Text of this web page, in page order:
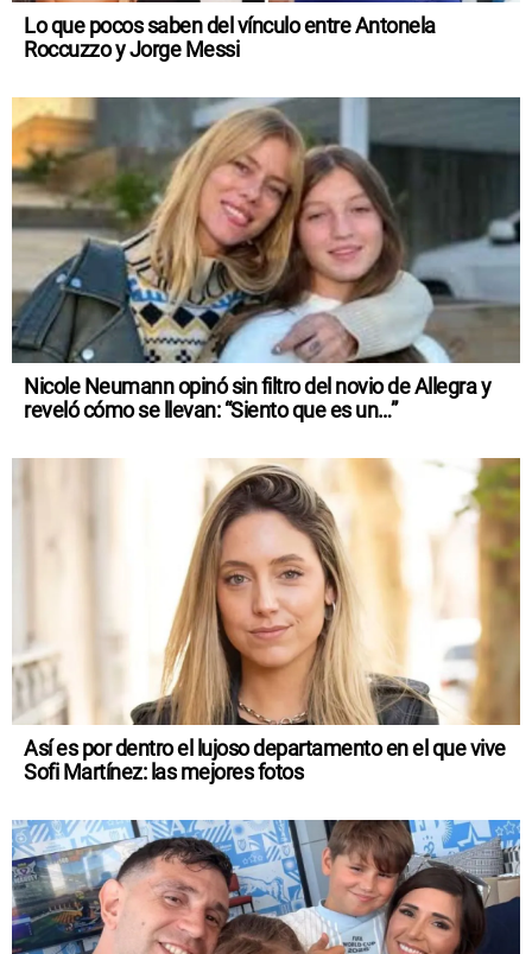
Lo que pocos saben del vínculo entre Antonela
Roccuzzo y Jorge Messi
Nicole Neumann opinó sin filtro del novio de Allegra y
reveló cómo se llevan: “Siento que es un…”
Así es por dentro el lujoso departamento en el que vive
Sofi Martínez: las mejores fotos